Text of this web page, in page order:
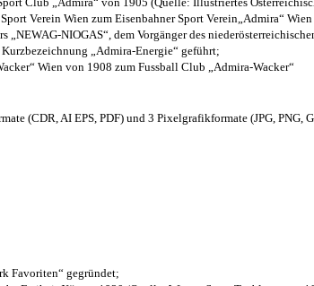
Verein Wien zum Eisenbahner Sport Verein„Admira“
„NEWAG-NIOGAS“, dem Vorgänger des
„Admira-Energie“ geführt;
Wien von 1908 zum Fussball Club „Admira-Wacker“
(CDR, AI EPS, PDF) und 3 Pixelgrafikformate (JPG, PNG,
Favoriten“ gegründet;